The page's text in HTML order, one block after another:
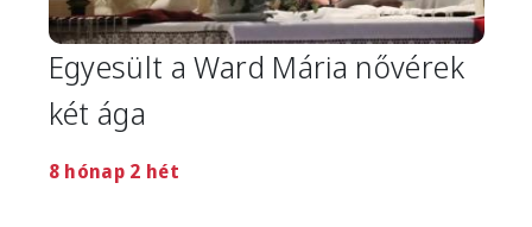
Egyesült a Ward Mária nővérek
két ága
8 hónap 2 hét